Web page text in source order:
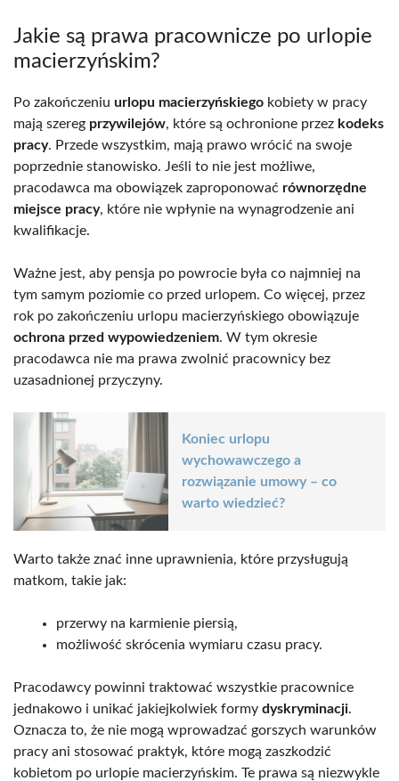
Jakie są prawa pracownicze po urlopie
macierzyńskim?
Po zakończeniu urlopu macierzyńskiego kobiety w pracy
mają szereg przywilejów, które są ochronione przez kodeks
pracy. Przede wszystkim, mają prawo wrócić na swoje
poprzednie stanowisko. Jeśli to nie jest możliwe,
pracodawca ma obowiązek zaproponować równorzędne
miejsce pracy, które nie wpłynie na wynagrodzenie ani
kwalifikacje.
Ważne jest, aby pensja po powrocie była co najmniej na
tym samym poziomie co przed urlopem. Co więcej, przez
rok po zakończeniu urlopu macierzyńskiego obowiązuje
ochrona przed wypowiedzeniem. W tym okresie
pracodawca nie ma prawa zwolnić pracownicy bez
uzasadnionej przyczyny.
Koniec urlopu
wychowawczego a
rozwiązanie umowy – co
warto wiedzieć?
Warto także znać inne uprawnienia, które przysługują
matkom, takie jak:
przerwy na karmienie piersią,
możliwość skrócenia wymiaru czasu pracy.
Pracodawcy powinni traktować wszystkie pracownice
jednakowo i unikać jakiejkolwiek formy dyskryminacji.
Oznacza to, że nie mogą wprowadzać gorszych warunków
pracy ani stosować praktyk, które mogą zaszkodzić
kobietom po urlopie macierzyńskim. Te prawa są niezwykle